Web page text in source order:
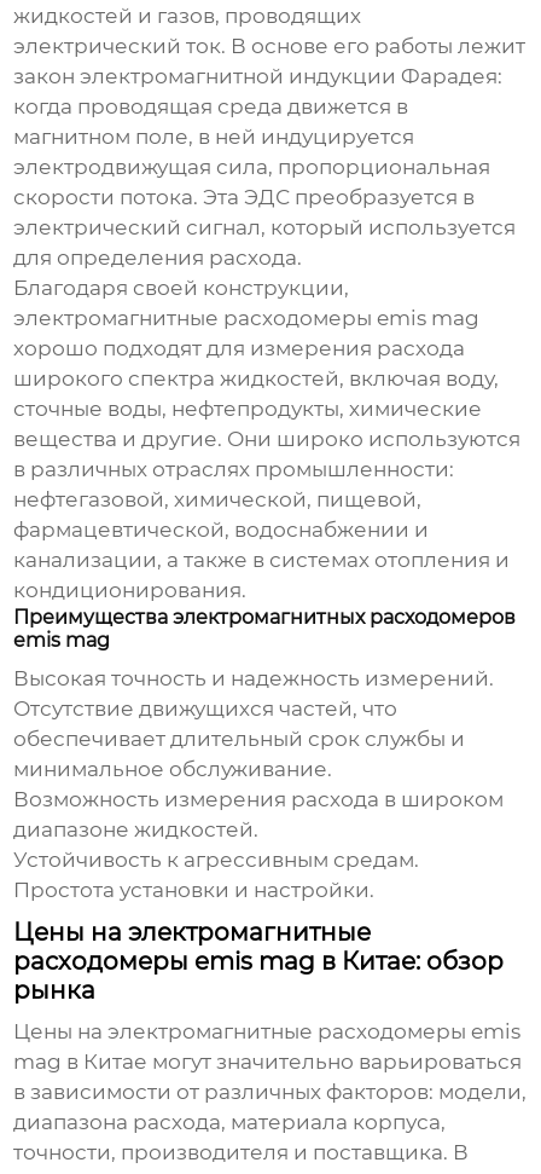
жидкостей и газов, проводящих
электрический ток. В основе его работы лежит
закон электромагнитной индукции Фарадея:
когда проводящая среда движется в
магнитном поле, в ней индуцируется
электродвижущая сила, пропорциональная
скорости потока. Эта ЭДС преобразуется в
электрический сигнал, который используется
для определения расхода.
Благодаря своей конструкции,
электромагнитные расходомеры emis mag
хорошо подходят для измерения расхода
широкого спектра жидкостей, включая воду,
сточные воды, нефтепродукты, химические
вещества и другие. Они широко используются
в различных отраслях промышленности:
нефтегазовой, химической, пищевой,
фармацевтической, водоснабжении и
канализации, а также в системах отопления и
кондиционирования.
Преимущества электромагнитных расходомеров
emis mag
Высокая точность и надежность измерений.
Отсутствие движущихся частей, что
обеспечивает длительный срок службы и
минимальное обслуживание.
Возможность измерения расхода в широком
диапазоне жидкостей.
Устойчивость к агрессивным средам.
Простота установки и настройки.
Цены на электромагнитные
расходомеры emis mag в Китае: обзор
рынка
Цены наэлектромагнитные расходомеры emis
mag в Китае могут значительно варьироваться
в зависимости от различных факторов: модели,
диапазона расхода, материала корпуса,
точности, производителя и поставщика. В